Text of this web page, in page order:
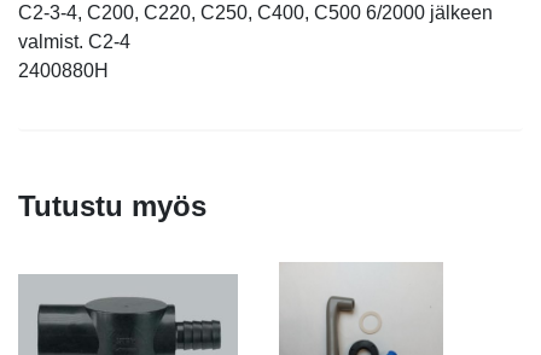
C2-3-4, C200, C220, C250, C400, C500 6/2000 jälkeen
valmist. C2-4
2400880H
Tutustu myös